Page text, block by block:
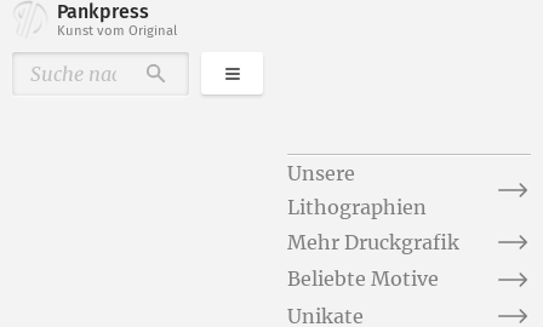
Pankpress
Kunst vom Original
DurchsuchenKategorien
Unsere
Lithographien
Mehr Druckgrafik
Beliebte Motive
Unikate